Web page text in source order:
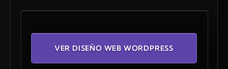
VER DISEÑO WEB WORDPRESS